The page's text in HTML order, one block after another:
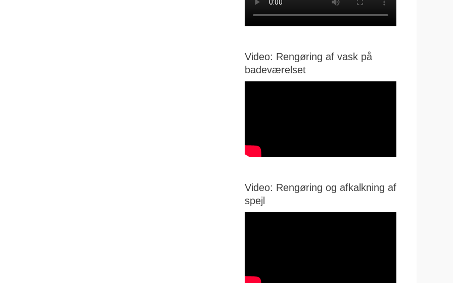
Video: Rengøring af vask på
badeværelset
Video: Rengøring og afkalkning af
spejl